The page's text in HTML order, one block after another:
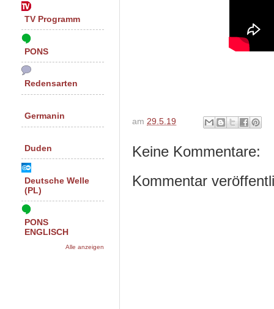
am 29.5.19
Keine Kommentare:
Kommentar
TV Programm
PONS
Redensarten
Germanin
Duden
Deutsche Welle
(PL)
PONS
ENGLISCH
Alle anzeigen